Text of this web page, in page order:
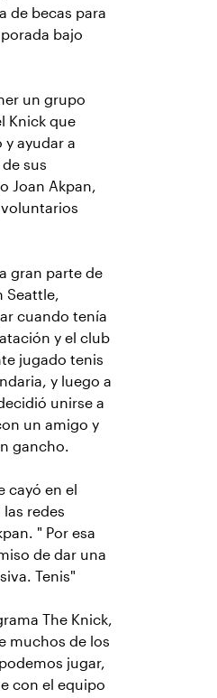
de becas para
bajo
un grupo
Knick que
ayudar a
sus
Joan Akpan,
gran parte de
Seattle,
cuando tenía
y el club
jugado tenis
y luego a
unirse a
un amigo y
gancho.
cayó en el
redes
" Por esa
de dar una
Tenis"
The Knick,
muchos de los
jugar,
con el equipo